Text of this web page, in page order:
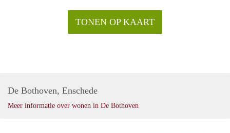
TONEN OP KAART
De Bothoven, Enschede
Meer informatie over wonen in De Bothoven